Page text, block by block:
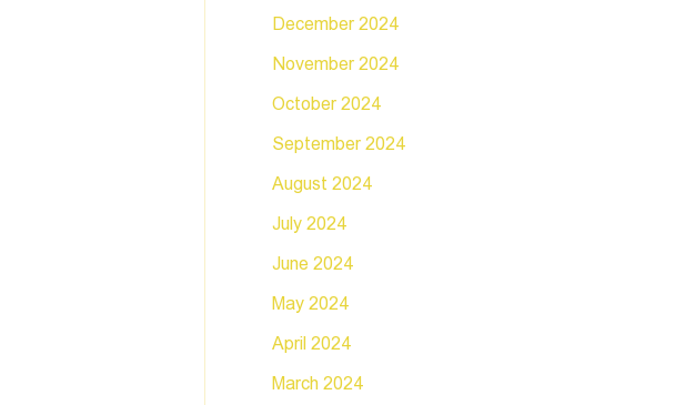
December 2024
November 2024
October 2024
September 2024
August 2024
July 2024
June 2024
May 2024
April 2024
March 2024